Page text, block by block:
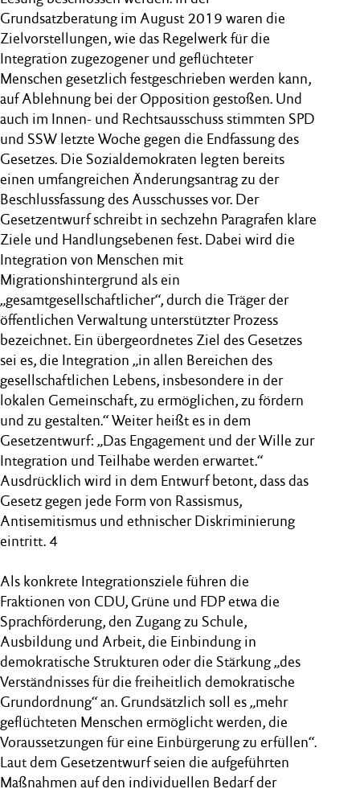
Grundsatzberatung im August 2019 waren die
Zielvorstellungen, wie das Regelwerk für die
Integration zugezogener und geflüchteter
Menschen gesetzlich festgeschrieben werden kann,
auf Ablehnung bei der Opposition gestoßen. Und
auch im Innen- und Rechtsausschuss stimmten SPD
und SSW letzte Woche gegen die Endfassung des
Gesetzes. Die Sozialdemokraten legten bereits
einen umfangreichen Änderungsantrag zu der
Beschlussfassung des Ausschusses vor. Der
Gesetzentwurf schreibt in sechzehn Paragrafen klare
Ziele und Handlungsebenen fest. Dabei wird die
Integration von Menschen mit
Migrationshintergrund als ein
„gesamtgesellschaftlicher“, durch die Träger der
öffentlichen Verwaltung unterstützter Prozess
bezeichnet. Ein übergeordnetes Ziel des Gesetzes
sei es, die Integration „in allen Bereichen des
gesellschaftlichen Lebens, insbesondere in der
lokalen Gemeinschaft, zu ermöglichen, zu fördern
und zu gestalten.“ Weiter heißt es in dem
Gesetzentwurf: „Das Engagement und der Wille zur
Integration und Teilhabe werden erwartet.“
Ausdrücklich wird in dem Entwurf betont, dass das
Gesetz gegen jede Form von Rassismus,
Antisemitismus und ethnischer Diskriminierung
eintritt. 4
Als konkrete Integrationsziele führen die
Fraktionen von CDU, Grüne und FDP etwa die
Sprachförderung, den Zugang zu Schule,
Ausbildung und Arbeit, die Einbindung in
demokratische Strukturen oder die Stärkung „des
Verständnisses für die freiheitlich demokratische
Grundordnung“ an. Grundsätzlich soll es „mehr
geflüchteten Menschen ermöglicht werden, die
Voraussetzungen für eine Einbürgerung zu erfüllen“.
Laut dem Gesetzentwurf seien die aufgeführten
Maßnahmen auf den individuellen Bedarf der